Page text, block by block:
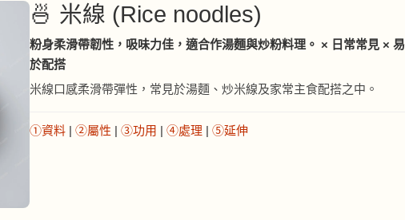
🍜 米線 (Rice noodles)
粉身柔滑帶韌性，吸味力佳，適合作湯麵與炒粉料理。 × 日常常見 × 易
於配搭
米線口感柔滑帶彈性，常見於湯麵、炒米線及家常主食配搭之中。
①資料 | ②屬性 | ③功用 | ④處理 | ⑤延伸